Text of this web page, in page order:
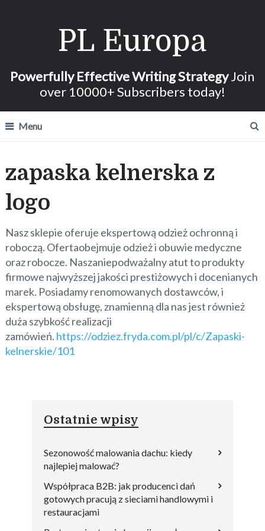
PL Europa
Powerfully Effective Writing StrategyJoin
over 10000+ Subscribers today!
Menu
zapaska kelnerska z
logo
Nasz sklepie oferuje ekspertową odzież ochronną i
roboczą. Ofertaobejmuje odzież i obuwie medyczne
oraz robocze. Naszaniepodważalny atut to produkty
firmowe najwyższej jakości prestiżowych i docenianych
marek. Posiadamy renomowanych dostawców, i
ekspertową obsługę, znamienną dla nas jest również
duża szybkość realizacji
zamówień. https://odziez.fryda.com.pl/pl/c/Zapaski-
kelnerskie/101
Ostatnie wpisy
Sezonowość malowania dachu: kiedy
najlepiej malować?
Współpraca B2B: jak producenci dań
gotowych pracują z sieciami handlowymi i
restauracjami